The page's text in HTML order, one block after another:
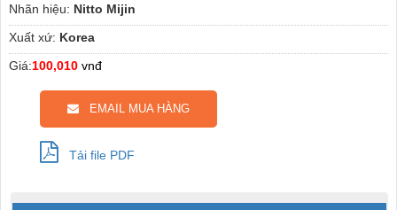
Nhãn hiệu: Nitto Mijin
Xuất xứ: Korea
Giá:100,010 vnđ
EMAIL MUA HÀNG
Tải file PDF